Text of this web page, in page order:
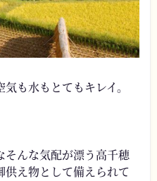
も水もとてもキレイ。
そんな気配が漂う高千穂
え物として備えられて